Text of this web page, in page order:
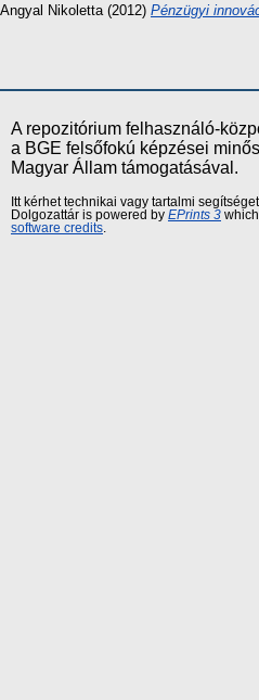
Angyal Nikoletta (2012) Pénzügyi
A repozitórium felhasználó-
a BGE felsőfokú képzései
Magyar Állam támogatásával.
Itt kérhet technikai vagy tartalmi
Dolgozattár is powered by EPrints 3
software credits